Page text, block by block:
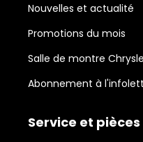
Nouvelles et actualité
Promotions du mois
Salle de montre
Abonnement à
Service et pièces